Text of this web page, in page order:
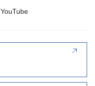
YouTube